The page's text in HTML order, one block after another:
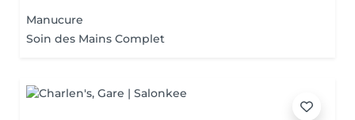
Manucure
Soin des Mains Complet